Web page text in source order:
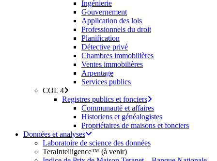
Ingénierie
Gouvernement
Application des lois
Professionnels du droit
Planification
Détective privé
Chambres immobilières
Ventes immobilières
Arpentage
Services publics
COL 4
Registres publics et fonciers
Communauté et affaires
Historiens et généalogistes
Propriétaires de maisons et fonciers
Données et analyses
Laboratoire de science des données
TeraIntelligence™ (à venir)